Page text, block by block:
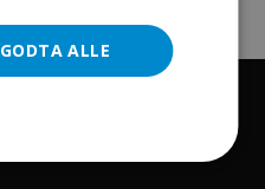
GODTA ALLE